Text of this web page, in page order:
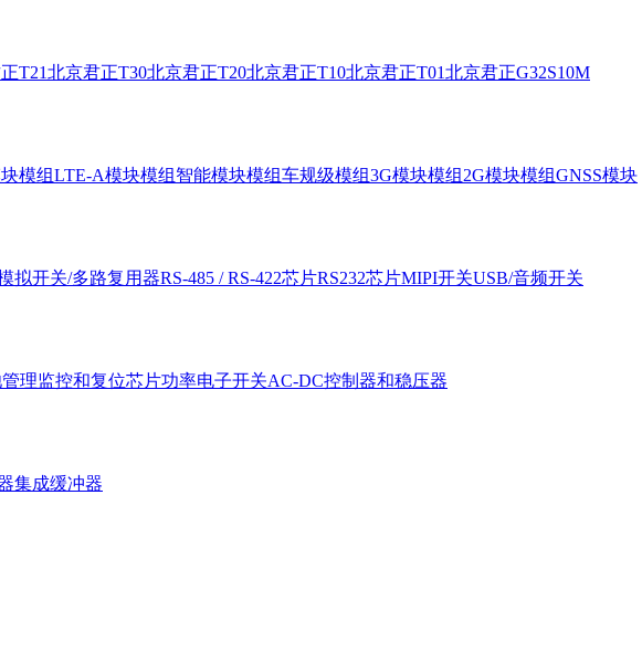
T21北京君正T30北京君正T20北京君正T10北京君正T01北京君正G32S10M
模组LTE-A模块模组 智能模块模组车规级模组3G模块模组 2G模块模组GNSS模块
拟开关/多路复用器RS-485 / RS-422芯片RS232芯片MIPI开关USB/音频开关
理监控和复位芯片功率电子开关AC-DC控制器和稳压器
集成缓冲器